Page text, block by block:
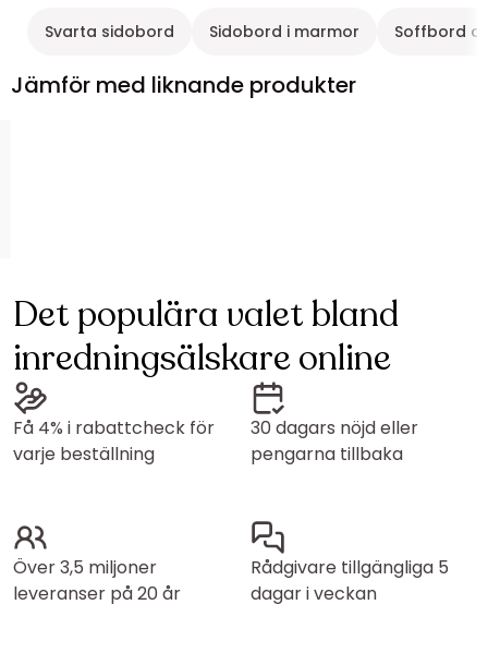
Svarta sidobord Sidobord i marmor Soffbord
Jämför med liknande produkter
Det populära valet bland
inredningsälskare online
Få 4% i rabattcheck för
varje beställning
30 dagars nöjd eller
pengarna tillbaka
Över 3,5 miljoner
leveranser på 20 år
Rådgivare tillgängliga 5
dagar i veckan